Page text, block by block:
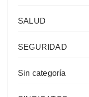
SALUD
SEGURIDAD
Sin categoría